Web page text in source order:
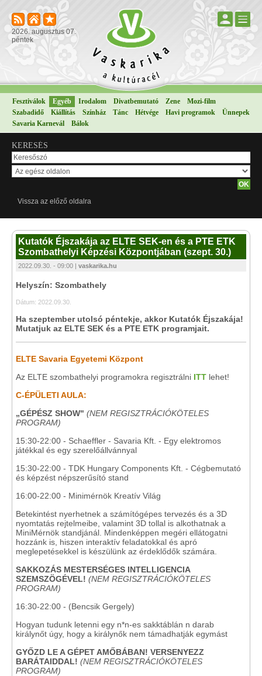
2026. augusztus 07.
péntek
Fesztiválok Egyéb Irodalom Divatbemutató Zene
Mozi-film
Szabadidő
Kiállítás Színház Tánc Hétvége Havi programok
Ünnepek
Savaria Karnevál
Bálok
KERESÉS
Vissza az előző oldalra
Kutatók Éjszakája az ELTE SEK-en és a PTE ETK
Szombathelyi Képzési Központjában (szept. 30.)
2022.09.30. - 09:00 | vaskarika.hu
Helyszín: Szombathely
Dátum: 2022.09.30.
Ha szeptember utolsó péntekje, akkor Kutatók Éjszakája!
Mutatjuk az ELTE SEK és a PTE ETK programjait.
ELTE Savaria Egyetemi Központ
Az ELTE szombathelyi programokra regisztrálni ITT lehet!
C-ÉPÜLETI AULA:
„GÉPÉSZ SHOW" (NEM REGISZTRÁCIÓKÖTELES
PROGRAM)
15:30-22:00 - Schaeffler - Savaria Kft. - Egy elektromos
játékkal és egy szerelőállvánnyal
15:30-22:00 - TDK Hungary Components Kft. - Cégbemutató
és képzést népszerűsító stand
16:00-22:00 - Minimérnök Kreatív Világ
Betekintést nyerhetnek a számítógépes tervezés és a 3D
nyomtatás rejtelmeibe, valamint 3D tollal is alkothatnak a
MiniMérnök standjánál. Mindenképpen megéri ellátogatni
hozzánk is, hiszen interaktív feladatokkal és apró
meglepetésekkel is készülünk az érdeklődők számára.
SAKKOZÁS MESTERSÉGES INTELLIGENCIA
SZEMSZÖGÉVEL! (NEM REGISZTRÁCIÓKÖTELES
PROGRAM)
16:30-22:00 - (Bencsik Gergely)
Hogyan tudunk letenni egy n*n-es sakktáblán n darab
királynőt úgy, hogy a királynők nem támadhatják egymást
GYŐZD LE A GÉPET AMŐBÁBAN! VERSENYEZZ
BARÁTAIDDAL! (NEM REGISZTRÁCIÓKÖTELES
PROGRAM)